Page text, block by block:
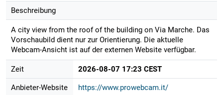
Beschreibung
A city view from the roof of the building on Via Marche. Das
Vorschaubild dient nur zur Orientierung. Die aktuelle
Webcam-Ansicht ist auf der externen Website verfügbar.
Zeit 2026-08-07 17:23 CEST
Anbieter-Website https://www.prowebcam.it/